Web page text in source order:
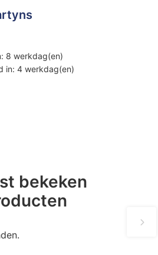
8 werkdag(en)
in: 4 werkdag(en)
bekeken